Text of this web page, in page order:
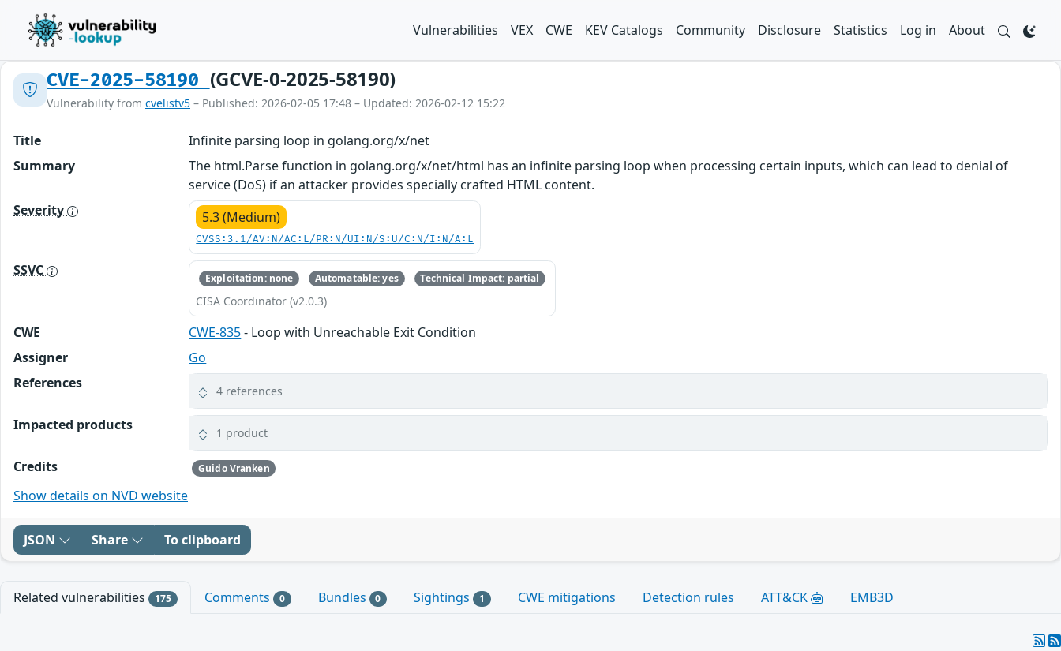
Vulnerabilities VEX CWE KEV Catalogs Community Disclosure Statistics Log in About
CVE-2025-58190 (GCVE-0-2025-58190)
Vulnerability from cvelistv5 – Published: 2026-02-05 17:48 – Updated: 2026-02-12 15:22
Title
Infinite parsing loop in golang.org/x/net
Summary
The html.Parse function in golang.org/x/net/html has an infinite parsing loop when processing certain inputs, which can lead to denial of
service (DoS) if an attacker provides specially crafted HTML content.
Severity
5.3 (Medium)
CVSS:3.1/AV:N/AC:L/PR:N/UI:N/S:U/C:N/I:N/A:L
SSVC Exploitation: none Automatable: yes Technical Impact: partial
CISA Coordinator (v2.0.3)
CWE CWE-835- Loop with Unreachable Exit Condition
Assigner
Go
References
4 references
Impacted products 1 product
Credits Guido Vranken
Show details on NVD website
JSON Share To clipboard
Related vulnerabilities 175 Comments 0 Bundles 0 Sightings 1 CWE mitigations Detection rules ATT&CK EMB3D